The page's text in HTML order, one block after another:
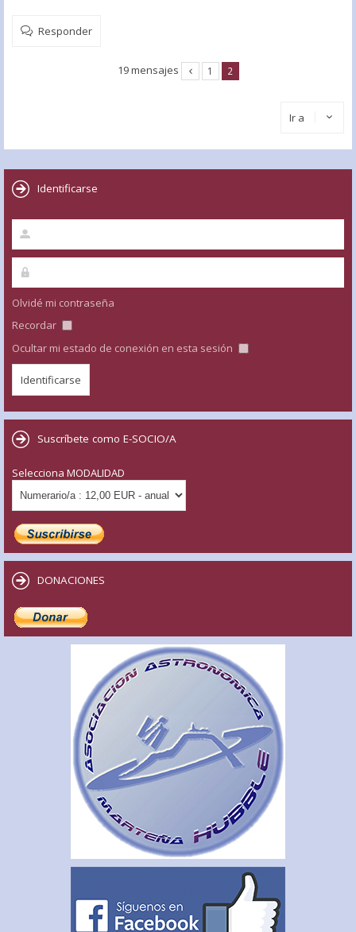
Responder
19 mensajes 1 2
Ir a
Identificarse
Olvidé mi contraseña
Recordar
Ocultar mi estado de conexión en esta sesión
Suscríbete como E-SOCIO/A
Selecciona MODALIDAD
DONACIONES